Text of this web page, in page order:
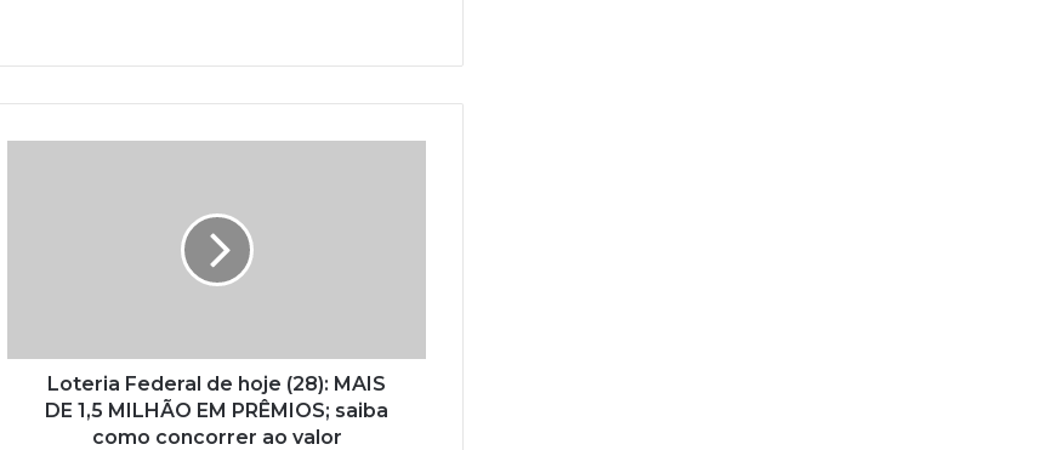
Loteria Federal de hoje (28): MAIS
DE 1,5 MILHÃO EM PRÊMIOS; saiba
como concorrer ao valor